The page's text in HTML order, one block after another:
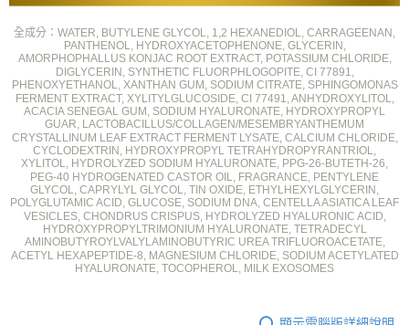
全成分： WATER, BUTYLENE GLYCOL, 1,2 HEXANEDIOL, CARRAGEENAN,
PANTHENOL, HYDROXYACETOPHENONE, GLYCERIN,
AMORPHOPHALLUS KONJAC ROOT EXTRACT, POTASSIUM CHLORIDE,
DIGLYCERIN, SYNTHETIC FLUORPHLOGOPITE, CI 77891,
PHENOXYETHANOL, XANTHAN GUM, SODIUM CITRATE, SPHINGOMONAS
FERMENT EXTRACT, XYLITYLGLUCOSIDE, CI 77491, ANHYDROXYLITOL,
ACACIA SENEGAL GUM, SODIUM HYALURONATE, HYDROXYPROPYL
GUAR, LACTOBACILLUS/COLLAGEN/MESEMBRYANTHEMUM
CRYSTALLINUM LEAF EXTRACT FERMENT LYSATE, CALCIUM CHLORIDE,
CYCLODEXTRIN, HYDROXYPROPYL TETRAHYDROPYRANTRIOL,
XYLITOL, HYDROLYZED SODIUM HYALURONATE, PPG-26-BUTETH-26,
PEG-40 HYDROGENATED CASTOR OIL, FRAGRANCE, PENTYLENE
GLYCOL, CAPRYLYL GLYCOL, TIN OXIDE, ETHYLHEXYLGLYCERIN,
POLYGLUTAMIC ACID, GLUCOSE, SODIUM DNA, CENTELLA ASIATICA LEAF
VESICLES, CHONDRUS CRISPUS, HYDROLYZED HYALURONIC ACID,
HYDROXYPROPYLTRIMONIUM HYALURONATE, TETRADECYL
AMINOBUTYROYLVALYLAMINOBUTYRIC UREA TRIFLUOROACETATE,
ACETYL HEXAPEPTIDE-8, MAGNESIUM CHLORIDE, SODIUM ACETYLATED
HYALURONATE, TOCOPHEROL, MILK EXOSOMES